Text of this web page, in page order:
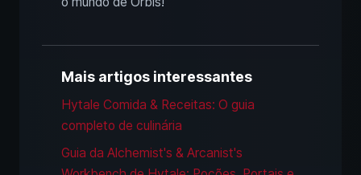
Mais artigos interessantes
Hytale Comida & Receitas: O guia
completo de culinária
Guia da Alchemist's & Arcanist's